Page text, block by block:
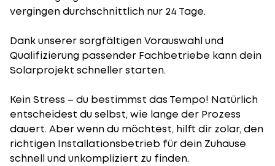
vergingen durchschnittlich nur 24 Tage.
Dank unserer sorgfältigen Vorauswahl und
Qualifizierung passender Fachbetriebe kann dein
Solarprojekt schneller starten.
Kein Stress – du bestimmst das Tempo! Natürlich
entscheidest du selbst, wie lange der Prozess
dauert. Aber wenn du möchtest, hilft dir zolar, den
richtigen Installationsbetrieb für dein Zuhause
schnell und unkompliziert zu finden.